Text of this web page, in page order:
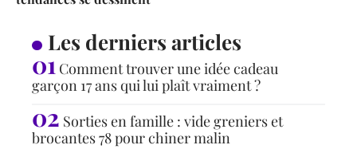
Les derniers articles
Comment trouver une idée cadeau
garçon 17 ans qui lui plaît vraiment ?
Sorties en famille : vide greniers et
brocantes 78 pour chiner malin